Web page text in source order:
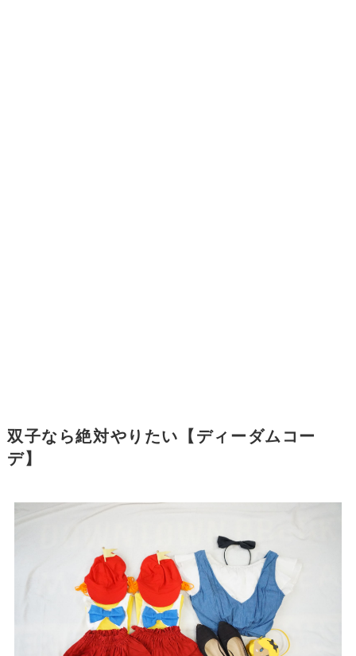
双子なら絶対やりたい【ディーダムコー
デ】